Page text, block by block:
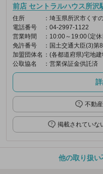
前店 セントラルハウス所沢
住所
：埼玉県所沢市く
電話番号
：04-2997-1122
営業時間
：10:00～19:00（定休
免許番号
：国土交通大臣(3)第
加盟団体名 ：(各都道府県)宅地
公取協名
：営業保証金供託済
不動
掲載されていな
他の取り扱